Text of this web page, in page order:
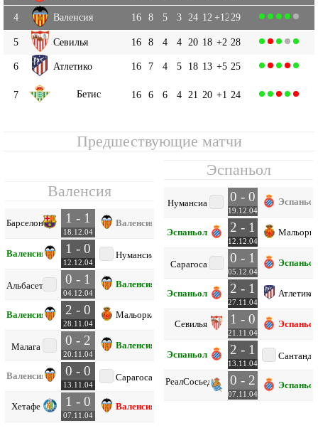
4 Валенсия 16 8 5 3 24 12 +12 29
5 Севилья 16 8 4 4 20 18 +2 28
6 Атлетико 16 7 4 5 18 13 +5 25
7 Бетис 16 6 6 4 21 20 +1 24
Предшествующие матчи
Валенсия
Барселона 1 - 1
18.12.04
Валенсия
Валенсия 1 - 0
12.12.04
Нумансиа
Альбасете 0 - 1
04.12.04
Валенсия
Валенсия 2 - 0
28.11.04
Мальорка
Малага 0 - 2
20.11.04
Валенсия
Валенсия 0 - 0
13.11.04
Сарагоса
Хетафе 1 - 0
07.11.04
Валенсия
Эспаньол
Нумансиа 0 - 0
19.12.04
Эспаньол
Эспаньол 2 - 1
12.12.04
Мальорка
Сарагоса 0 - 1
05.12.04
Эспаньол
Эспаньол 2 - 1
27.11.04
Атлетико
Севилья 1 - 0
21.11.04
Эспаньол
Эспаньол 2 - 1
13.11.04
РеалСосьедад 0 - 2
07.11.04
Эспаньол